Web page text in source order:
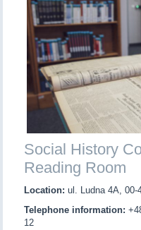
Social History
Reading Room
Location: ul. Ludna 4A, 00-
Telephone information:
12